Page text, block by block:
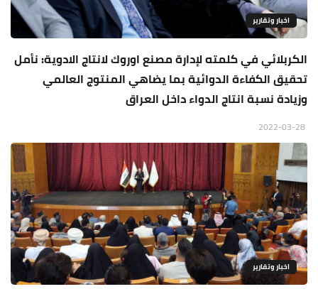
اخبار وتقارير
الكربلائي في كلمته لإدارة مصنع اوروك لانتاج الادوية: نأمل
تحقيق الكفاءة الدوائية بما يضاهي المنتوج العالمي
وزيادة نسبة انتاج الدواء داخل العراق
اخبار وتقارير